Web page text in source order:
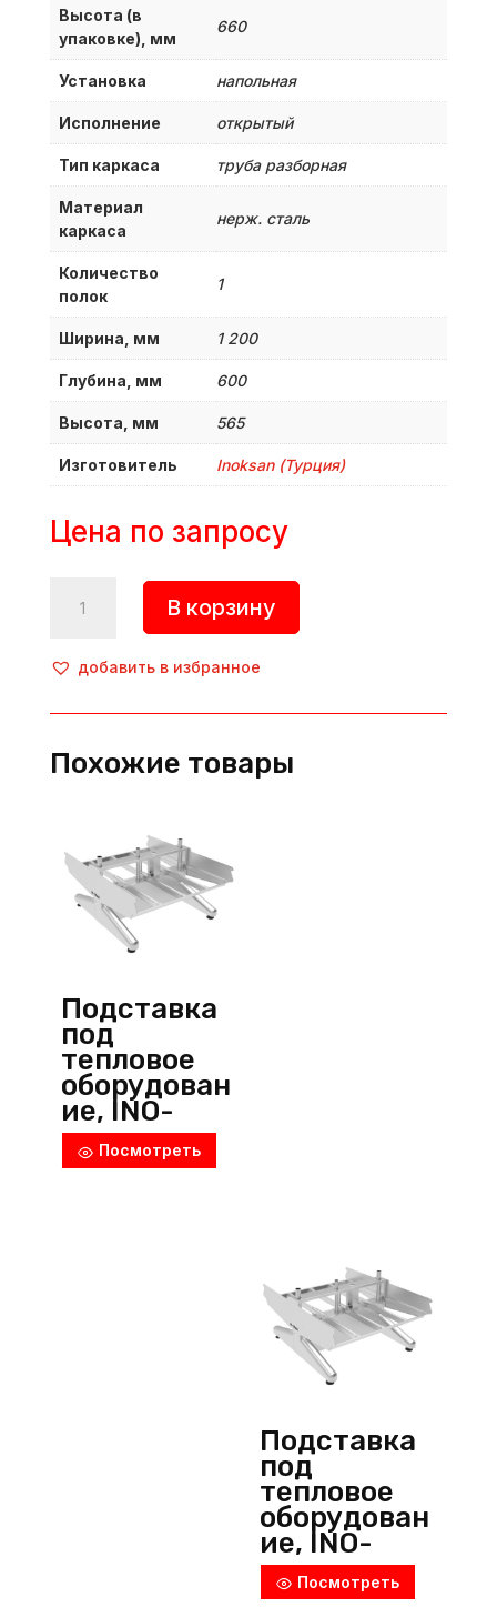
Высота (в
упаковке), мм
660
Установка напольная
Исполнение открытый
Тип каркаса труба разборная
Материал
каркаса
нерж. сталь
Количество
полок
1
Ширина, мм 1 200
Глубина, мм 600
Высота, мм 565
Изготовитель Inoksan (Турция)
Цена по запросу
товара
под
оборудование,
7GA30,
В корзину
добавить в избранное
Похожие товары
Подставка
под
тепловое
оборудован
ие, INO-
9GK006,
Inoksan
Посмотреть
Подставка
под
тепловое
оборудован
ие, INO-
9GK007,
Inoksan
Посмотреть